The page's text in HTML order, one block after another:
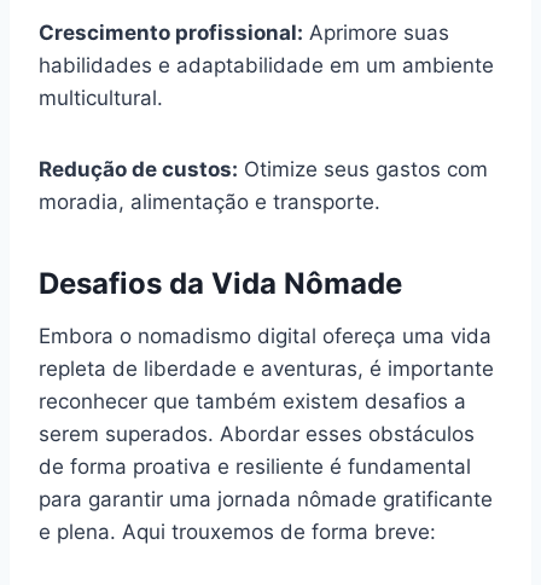
Crescimento profissional: Aprimore suas
habilidades e adaptabilidade em um ambiente
multicultural.
Redução de custos: Otimize seus gastos com
moradia, alimentação e transporte.
Desafios da Vida Nômade
Embora o nomadismo digital ofereça uma vida
repleta de liberdade e aventuras, é importante
reconhecer que também existem desafios a
serem superados. Abordar esses obstáculos
de forma proativa e resiliente é fundamental
para garantir uma jornada nômade gratificante
e plena. Aqui trouxemos de forma breve: